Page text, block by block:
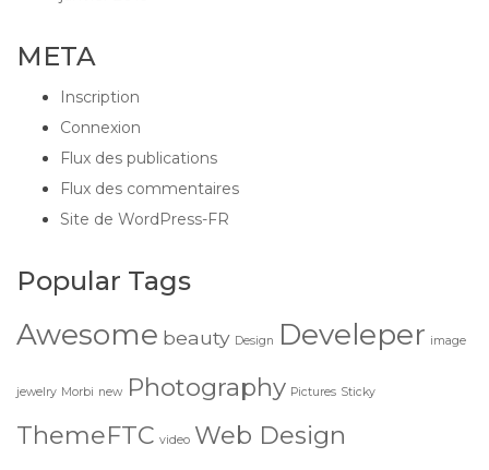
META
Inscription
Connexion
Flux des publications
Flux des commentaires
Site de WordPress-FR
Popular Tags
Awesome beauty Design Develeper image
jewelry Morbi new Photography Pictures Sticky
ThemeFTC video Web Design